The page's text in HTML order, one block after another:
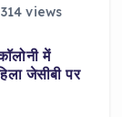
314 views
में
जेसीबी पर